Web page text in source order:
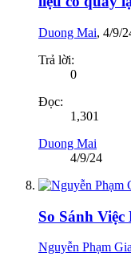
Duong Mai, 4/9/
Trả lời:
0
Đọc:
1,301
Duong Mai
4/9/24
So Sánh
Nguyễn Phạm